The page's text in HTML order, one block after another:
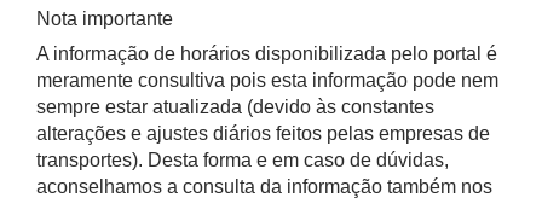
Nota importante
A informação de horários disponibilizada pelo portal é
meramente consultiva pois esta informação pode nem
sempre estar atualizada (devido às constantes
alterações e ajustes diários feitos pelas empresas de
transportes). Desta forma e em caso de dúvidas,
aconselhamos a consulta da informação também nos